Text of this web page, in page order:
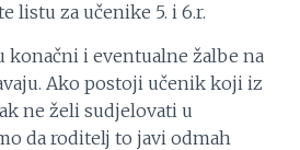
listu za učenike 5. i 6.r.
konačni i eventualne žalbe na
Ako postoji učenik koji iz
ne želi sudjelovati u
da roditelj to javi odmah